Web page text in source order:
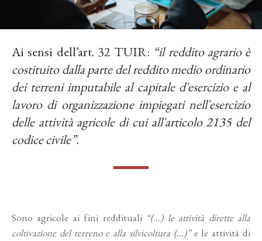
Ai sensi dell’art. 32 TUIR: “il reddito agrario è
costituito dalla parte del reddito medio ordinario
dei terreni imputabile al capitale d'esercizio e al
lavoro di organizzazione impiegati nell'esercizio
delle attività agricole di cui all'articolo 2135 del
codice civile”.
Sono agricole ai fini reddituali “(…) le attività dirette alla
coltivazione del terreno e alla silvicoltura (…)”e le attività di